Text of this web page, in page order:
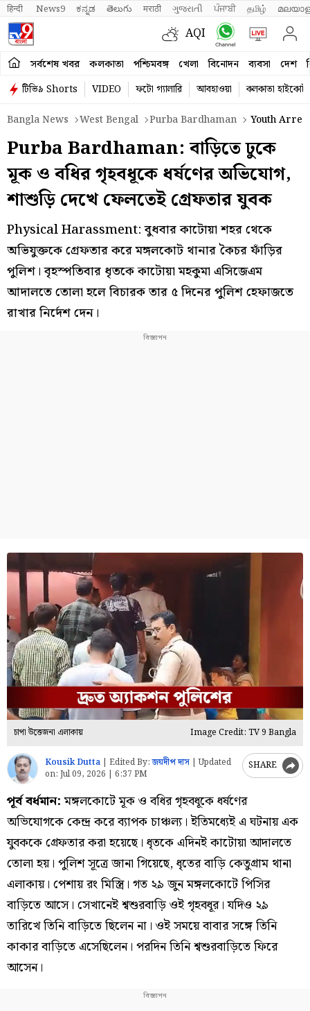
हिन्दी News9 ಕನ್ನಡ తెలుగు मराठी ગુજરાતી ਪੰਜਾਬੀ தமிழ்
AQI
সর্বশেষ খবর কলকাতা পশ্চিমবঙ্গ খেলা বিনোদন ব্যবসা দেশ
টিভি৯ Shorts VIDEO ফটো গ্যালারি আবহাওয়া
কলকাতা হাইকোর্ট
Bangla News
West Bengal Purba Bardhaman Youth
Purba Bardhaman: বাড়িতে ঢুকে
মূক ও বধির গৃহবধূকে ধর্ষণের অভিযোগ,
শাশুড়ি দেখে ফেলতেই গ্রেফতার যুবক
Physical Harassment: বুধবার কাটোয়া শহর থেকে
অভিযুক্তকে গ্রেফতার করে মঙ্গলকোট থানার কৈচর ফাঁড়ির
পুলিশ। বৃহস্পতিবার ধৃতকে কাটোয়া মহকুমা এসিজেএম
আদালতে তোলা হলে বিচারক তার ৫ দিনের পুলিশ হেফাজতে
রাখার নির্দেশ দেন।
চাপা উত্তেজনা এলাকায় Image Credit: TV 9 Bangla
Kousik Dutta Edited By:জয়দীপ দাস |Updated
on: Jul 09, 2026 | 6:37 PM
SHARE
পূর্ব বর্ধমান:মঙ্গলকোটে মূক ও বধির গৃহবধূকে ধর্ষণের
অভিযোগকে কেন্দ্র করে ব্যাপক চাঞ্চল্য। ইতিমধ্যেই এ ঘটনায় এক
যুবককে গ্রেফতার করা হয়েছে। ধৃতকে এদিনই কাটোয়া আদালতে
তোলা হয়। পুলিশ সূত্রে জানা গিয়েছে, ধৃতের বাড়ি কেতুগ্রাম থানা
এলাকায়। পেশায় রং মিস্ত্রি। গত ২৯ জুন মঙ্গলকোটে পিসির
বাড়িতে আসে। সেখানেই শ্বশুরবাড়ি ওই গৃহবধূর। যদিও ২৯
তারিখে তিনি বাড়িতে ছিলেন না। ওই সময়ে বাবার সঙ্গে তিনি
কাকার বাড়িতে এসেছিলেন। পরদিন তিনি শ্বশুরবাড়িতে ফিরে
আসেন।